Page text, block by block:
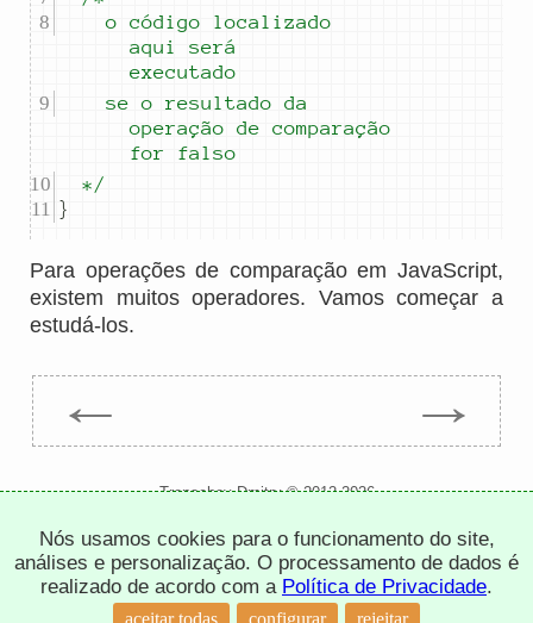
		o código localizado
aqui será
executado
		se o resultado da
operação de comparação
for falso
	*/
}
Para operações de comparação em JavaScript,
existem muitos operadores. Vamos começar a
estudá-los.
← →
Trepachev Dmitry © 2012-2026
política de privacidade configurar cookies
Nós usamos cookies para o funcionamento do site,
análises e personalização. O processamento de dados é
realizado de acordo com a Política de Privacidade.
aceitar todas configurar rejeitar